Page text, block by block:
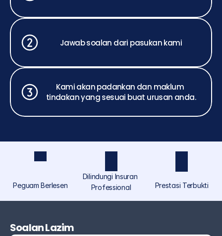
Jawab soalan dari pasukan kami
Kami akan padankan dan maklum
tindakan yang sesuai buat urusan anda.
Peguam Berlesen
Dilindungi Insuran
Professional
Prestasi Terbukti
Soalan Lazim
ramai di bawah Akmal Saufi & Co, menyediakan